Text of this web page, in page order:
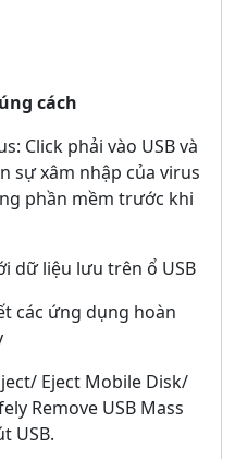
cách
Click phải vào USB và
sự xâm nhập của virus
phần mềm trước khi
dữ liệu lưu trên ổ USB
các ứng dụng hoàn
Eject Mobile Disk/
Remove USB Mass
USB.